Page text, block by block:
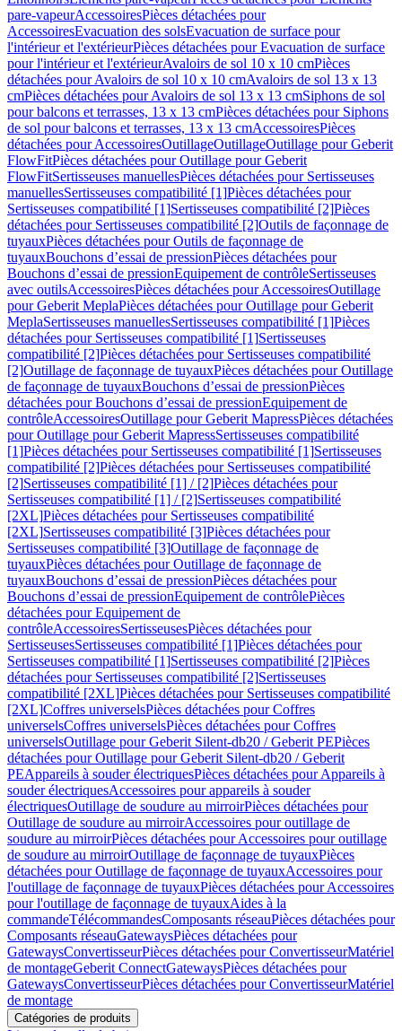
pare-vapeurAccessoiresPièces détachées pour
AccessoiresEvacuation des solsEvacuation de surface pour
l'intérieur et l'extérieurPièces détachées pour Evacuation de surface
pour l'intérieur et l'extérieurAvaloirs de sol 10 x 10 cmPièces
détachées pour Avaloirs de sol 10 x 10 cmAvaloirs de sol 13 x 13
cmPièces détachées pour Avaloirs de sol 13 x 13 cmSiphons de sol
pour balcons et terrasses, 13 x 13 cmPièces détachées pour Siphons
de sol pour balcons et terrasses, 13 x 13 cmAccessoiresPièces
détachées pour AccessoiresOutillageOutillageOutillage pour Geberit
FlowFitPièces détachées pour Outillage pour Geberit
FlowFitSertisseuses manuellesPièces détachées pour Sertisseuses
manuellesSertisseuses compatibilité [1]Pièces détachées pour
Sertisseuses compatibilité [1]Sertisseuses compatibilité [2]Pièces
détachées pour Sertisseuses compatibilité [2]Outils de façonnage de
tuyauxPièces détachées pour Outils de façonnage de
tuyauxBouchons d’essai de pressionPièces détachées pour
Bouchons d’essai de pressionEquipement de contrôleSertisseuses
avec outilsAccessoiresPièces détachées pour AccessoiresOutillage
pour Geberit MeplaPièces détachées pour Outillage pour Geberit
MeplaSertisseuses manuellesSertisseuses compatibilité [1]Pièces
détachées pour Sertisseuses compatibilité [1]Sertisseuses
compatibilité [2]Pièces détachées pour Sertisseuses compatibilité
[2]Outillage de façonnage de tuyauxPièces détachées pour Outillage
de façonnage de tuyauxBouchons d’essai de pressionPièces
détachées pour Bouchons d’essai de pressionEquipement de
contrôleAccessoiresOutillage pour Geberit MapressPièces détachées
pour Outillage pour Geberit MapressSertisseuses compatibilité
[1]Pièces détachées pour Sertisseuses compatibilité [1]Sertisseuses
compatibilité [2]Pièces détachées pour Sertisseuses compatibilité
[2]Sertisseuses compatibilité [1] / [2]Pièces détachées pour
Sertisseuses compatibilité [1] / [2]Sertisseuses compatibilité
[2XL]Pièces détachées pour Sertisseuses compatibilité
[2XL]Sertisseuses compatibilité [3]Pièces détachées pour
Sertisseuses compatibilité [3]Outillage de façonnage de
tuyauxPièces détachées pour Outillage de façonnage de
tuyauxBouchons d’essai de pressionPièces détachées pour
Bouchons d’essai de pressionEquipement de contrôlePièces
détachées pour Equipement de
contrôleAccessoiresSertisseusesPièces détachées pour
SertisseusesSertisseuses compatibilité [1]Pièces détachées pour
Sertisseuses compatibilité [1]Sertisseuses compatibilité [2]Pièces
détachées pour Sertisseuses compatibilité [2]Sertisseuses
compatibilité [2XL]Pièces détachées pour Sertisseuses compatibilité
[2XL]Coffres universelsPièces détachées pour Coffres
universelsCoffres universelsPièces détachées pour Coffres
universelsOutillage pour Geberit Silent-db20 / Geberit PEPièces
détachées pour Outillage pour Geberit Silent-db20 / Geberit
PEAppareils à souder électriquesPièces détachées pour Appareils à
souder électriquesAccessoires pour appareils à souder
électriquesOutillage de soudure au mirroirPièces détachées pour
Outillage de soudure au mirroirAccessoires pour outillage de
soudure au mirroirPièces détachées pour Accessoires pour outillage
de soudure au mirroirOutillage de façonnage de tuyauxPièces
détachées pour Outillage de façonnage de tuyauxAccessoires pour
l'outillage de façonnage de tuyauxPièces détachées pour Accessoires
pour l'outillage de façonnage de tuyauxAides à la
commandeTélécommandesComposants réseauPièces détachées pour
Composants réseauGatewaysPièces détachées pour
GatewaysConvertisseurPièces détachées pour ConvertisseurMatériel
de montageGeberit ConnectGatewaysPièces détachées pour
GatewaysConvertisseurPièces détachées pour ConvertisseurMatériel
de montage
Catégories de produits